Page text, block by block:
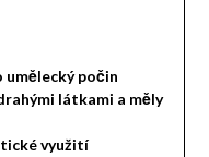
umělecký počin
látkami a měly
využití